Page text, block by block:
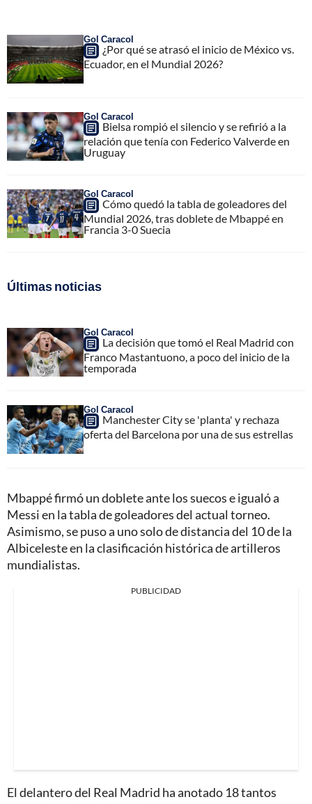
Gol Caracol
¿Por qué se atrasó el inicio de México vs.
Ecuador, en el Mundial 2026?
Gol Caracol
Bielsa rompió el silencio y se refirió a la
relación que tenía con Federico Valverde en
Uruguay
Gol Caracol
Cómo quedó la tabla de goleadores del
Mundial 2026, tras doblete de Mbappé en
Francia 3-0 Suecia
Últimas noticias
Gol Caracol
La decisión que tomó el Real Madrid con
Franco Mastantuono, a poco del inicio de la
temporada
Gol Caracol
Manchester City se 'planta' y rechaza
oferta del Barcelona por una de sus estrellas
Mbappé firmó un doblete ante los suecos e igualó a
Messi en la tabla de goleadores del actual torneo.
Asimismo, se puso a uno solo de distancia del 10 de la
Albiceleste en la clasificación histórica de artilleros
mundialistas.
PUBLICIDAD
El delantero del Real Madrid ha anotado 18 tantos